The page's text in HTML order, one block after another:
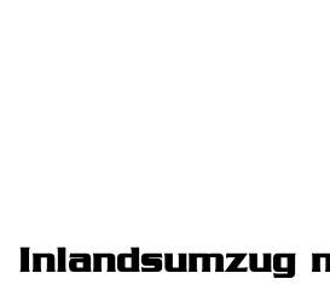
Inlandsumzug